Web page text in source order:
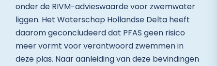
onder de RIVM-advieswaarde voor zwemwater
liggen. Het Waterschap Hollandse Delta heeft
daarom geconcludeerd dat PFAS geen risico
meer vormt voor verantwoord zwemmen in
deze plas. Naar aanleiding van deze bevindingen